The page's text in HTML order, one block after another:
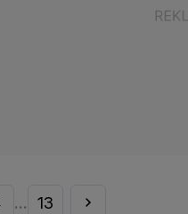
... 13